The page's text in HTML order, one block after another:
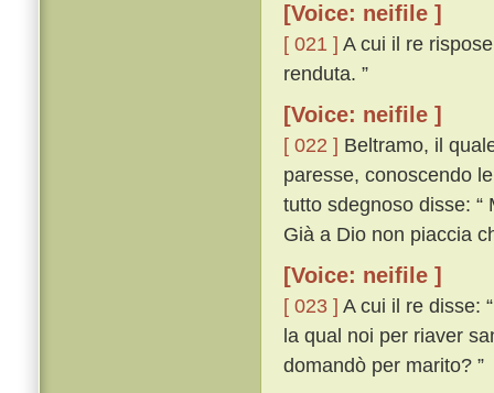
[Voice: neifile ]
[ 021 ] A cui il re
renduta. ”
[Voice: neifile ]
[ 022 ] Beltramo, il
paresse, conoscendo
tutto sdegnoso disse:
Già a Dio non piaccia
[Voice: neifile ]
[ 023 ] A cui il re disse:
la qual noi per riaver
domandò per marito? ”